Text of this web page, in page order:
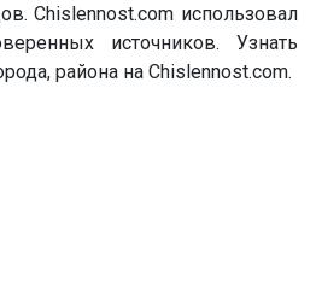
Chislennost.com использовал
источников. Узнать
района на Chislennost.com.